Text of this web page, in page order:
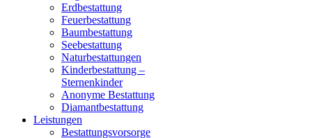
Erdbestattung
Feuerbestattung
Baumbestattung
Seebestattung
Naturbestattungen
Kinderbestattung –
Sternenkinder
Anonyme Bestattung
Diamantbestattung
Leistungen
Bestattungsvorsorge